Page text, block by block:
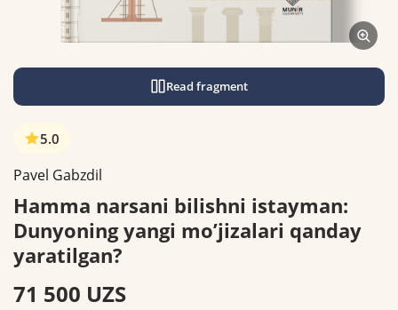
Read fragment
5.0
Pavel Gabzdil
Hamma narsani bilishni istayman:
Dunyoning yangi mo’jizalari qanday
yaratilgan?
71 500 UZS